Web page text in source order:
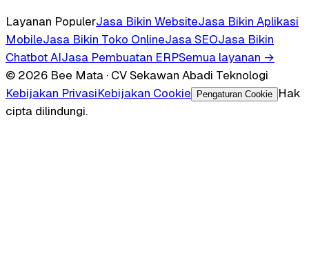
Layanan PopulerJasa Bikin WebsiteJasa Bikin Aplikasi
MobileJasa Bikin Toko OnlineJasa SEOJasa Bikin
Chatbot AIJasa Pembuatan ERPSemua layanan →
© 2026 Bee Mata · CV Sekawan Abadi Teknologi
Kebijakan PrivasiKebijakan Cookie Pengaturan Cookie
Hak
cipta dilindungi.